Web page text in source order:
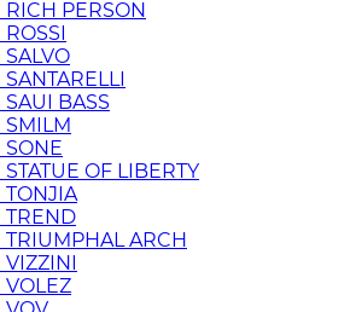
PERSON
BASS
OF LIBERTY
ARCH